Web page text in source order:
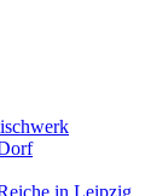
in Leipzig